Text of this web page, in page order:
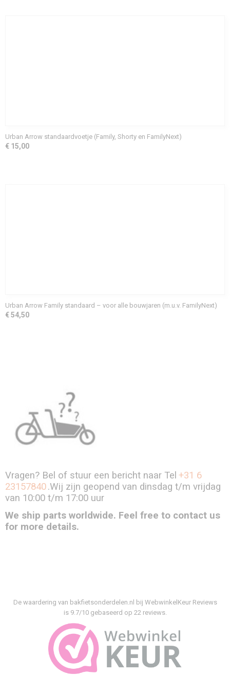
Urban Arrow standaardvoetje (Family, Shorty en FamilyNext)
€ 15,00
Urban Arrow Family standaard – voor alle bouwjaren (m.u.v. FamilyNext)
€ 54,50
Vragen? Bel of stuur een bericht naar Tel +31 6
23157840.Wij zijn geopend van dinsdag t/m vrijdag
van 10:00 t/m 17:00 uur
We ship parts worldwide. Feel free to contact us
for more details.
De waardering van bakfietsonderdelen.nl bij WebwinkelKeur Reviews
is 9.7/10 gebaseerd op 22 reviews.